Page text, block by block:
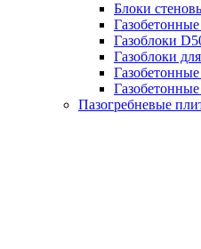
Блоки
Газоблоки
Газоблоки
Пазогребневые